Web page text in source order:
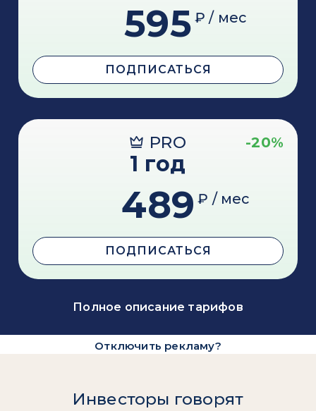
595 ₽ / мес
ПОДПИСАТЬСЯ
PRO -20%
1 год
489 ₽ / мес
ПОДПИСАТЬСЯ
Полное описание тарифов
Отключить рекламу?
Инвесторы говорят